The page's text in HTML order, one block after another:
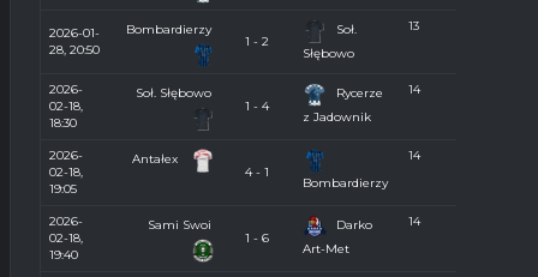
2026-01-
28, 20:50
Bombardierzy
1 - 2
Soł.
Słębowo
13
2026-
02-18,
18:30
Soł. Słębowo
1 - 4
Rycerze
z Jadownik
14
2026-
02-18,
19:05
Antałex
4 - 1
Bombardierzy
14
2026-
02-18,
19:40
Sami Swoi
1 - 6
Darko
Art-Met
14